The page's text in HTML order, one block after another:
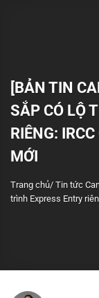
[BẢN TIN
SẮP CÓ LỘ
RIÊNG:
MỚI
Trang chủ/ Tin tức
trình Express Entry